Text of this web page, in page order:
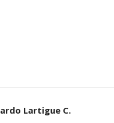
Lartigue C.